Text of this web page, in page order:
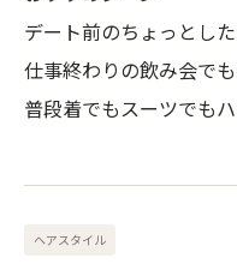
デート前のちょっとし
仕事終わりの飲み会で
普段着でもスーツでも
ヘアスタイル